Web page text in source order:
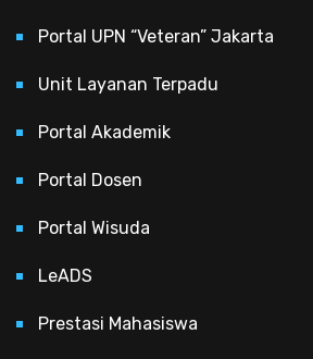
Portal UPN “Veteran” Jakarta
Unit Layanan Terpadu
Portal Akademik
Portal Dosen
Portal Wisuda
LeADS
Prestasi Mahasiswa